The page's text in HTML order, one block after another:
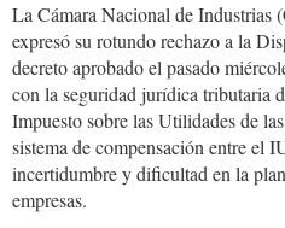
La Cámara Nacional de Industrias
expresó su rotundo rechazo a la
decreto aprobado el pasado
con la seguridad jurídica tributaria
Impuesto sobre las Utilidades de
sistema de compensación entre el
incertidumbre y dificultad en la
empresas.